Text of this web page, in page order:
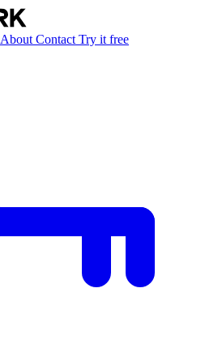
About Contact Try it free